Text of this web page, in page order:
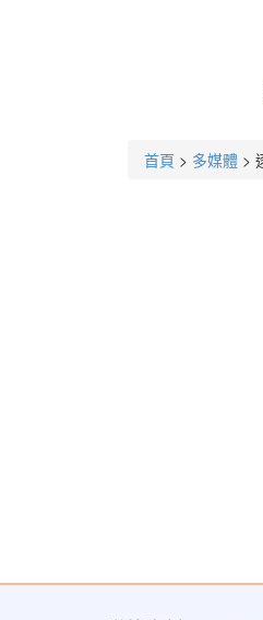
首頁 > 多媒體 >